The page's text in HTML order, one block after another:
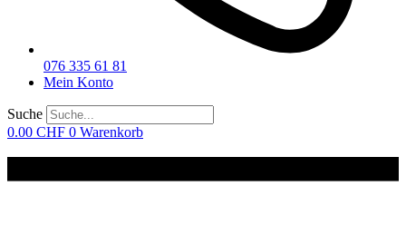
076 335 61 81
Mein Konto
Suche
0.00 CHF 0 Warenkorb